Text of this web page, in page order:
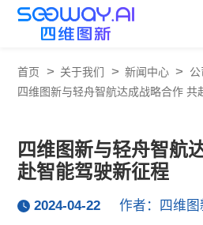
首页 > 关于我们 > 新闻中心 > 公
四维图新与轻舟智航达成战略合作 共
四维图新与轻舟智航
赴智能驾驶新征程
2024-04-22
作者：四维图